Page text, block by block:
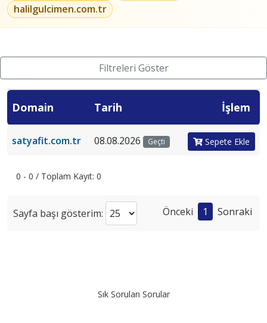
halilgulcimen.com.tr
Filtreleri Göster
Domain Tarih İşlem
satyafit.com.tr 08.08.2026 Geçti Sepete Ekle
0 - 0 / Toplam Kayıt: 0
Sayfa başı gösterim: Önceki 1 Sonraki
Sık Sorulan Sorular